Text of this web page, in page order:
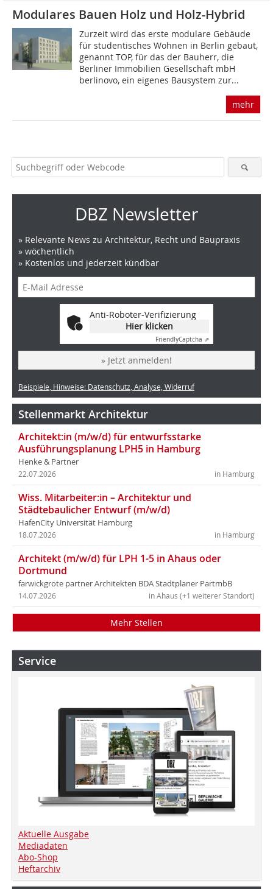
Modulares Bauen Holz und Holz-Hybrid
Zurzeit wird das erste modulare Gebäude
für studentisches Wohnen in Berlin gebaut,
genannt TOP, für das der Bauherr, die
Berliner Immobilien Gesellschaft mbH
berlinovo, ein eigenes Bausystem zur...
mehr
DBZ Newsletter
» Relevante News zu Architektur, Recht und Baupraxis
» wöchentlich
» Kostenlos und jederzeit kündbar
Anti-Roboter-Verifizierung
Hier klicken
FriendlyCaptcha ⇗
» Jetzt anmelden!
Beispiele, Hinweise: Datenschutz, Analyse, Widerruf
Stellenmarkt Architektur
Architekt:in (m/w/d) für entwurfsstarke
Ausführungsplanung LPH5 in Hamburg
Henke & Partner
in Hamburg
22.07.2026
Wiss. Mitarbeiter:in – Architektur und
Städtebaulicher Entwurf (m/w/d)
HafenCity Universität Hamburg
in Hamburg
18.07.2026
Architekt (m/w/d) für LPH 1-5 in Ahaus oder
Dortmund
farwickgrote partner Architekten BDA Stadtplaner PartmbB
in Ahaus (+1 weiterer Standort)
14.07.2026
Mehr Stellen
Service
Aktuelle Ausgabe
Mediadaten
Abo-Shop
Heftarchiv